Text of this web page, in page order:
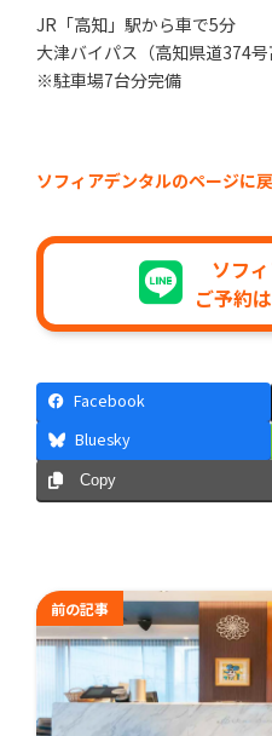
JR「高知」駅から車で5分
大津バイパス（高知県道374
※駐車場7台分完備
ソフィアデンタルのページに
ソフ
ご予約
Facebook
Bluesky
Copy
前の記事